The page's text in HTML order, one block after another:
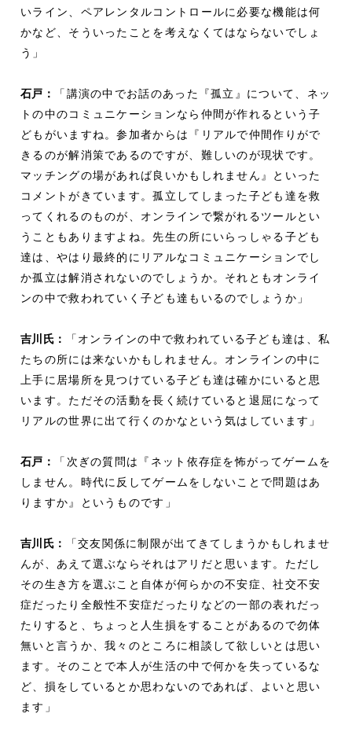
いライン、ペアレンタルコントロールに必要な機能は何
かなど、そういったことを考えなくてはならないでしょ
う」
石戸：
「講演の中でお話のあった『孤立』について、ネッ
トの中のコミュニケーションなら仲間が作れるという子
どもがいますね。参加者からは『リアルで仲間作りがで
きるのが解消策であるのですが、難しいのが現状です。
マッチングの場があれば良いかもしれません』といった
コメントがきています。孤立してしまった子ども達を救
ってくれるのものが、オンラインで繋がれるツールとい
うこともありますよね。先生の所にいらっしゃる子ども
達は、やはり最終的にリアルなコミュニケーションでし
か孤立は解消されないのでしょうか。それともオンライ
ンの中で救われていく子ども達もいるのでしょうか」
吉川氏：
「オンラインの中で救われている子ども達は、私
たちの所には来ないかもしれません。オンラインの中に
上手に居場所を見つけている子ども達は確かにいると思
います。ただその活動を長く続けていると退屈になって
リアルの世界に出て行くのかなという気はしています」
石戸：
「次ぎの質問は『ネット依存症を怖がってゲームを
しません。時代に反してゲームをしないことで問題はあ
りますか』というものです」
吉川氏：
「交友関係に制限が出てきてしまうかもしれませ
んが、あえて選ぶならそれはアリだと思います。ただし
その生き方を選ぶこと自体が何らかの不安症、社交不安
症だったり全般性不安症だったりなどの一部の表れだっ
たりすると、ちょっと人生損をすることがあるので勿体
無いと言うか、我々のところに相談して欲しいとは思い
ます。そのことで本人が生活の中で何かを失っているな
ど、損をしているとか思わないのであれば、よいと思い
ます」